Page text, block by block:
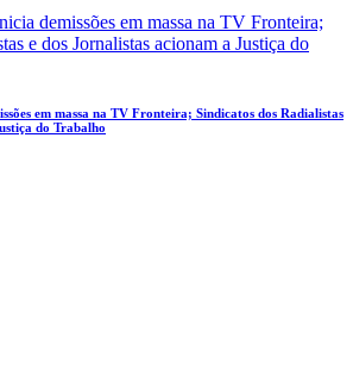
em massa na TV Fronteira; Sindicatos dos Radialistas
do Trabalho